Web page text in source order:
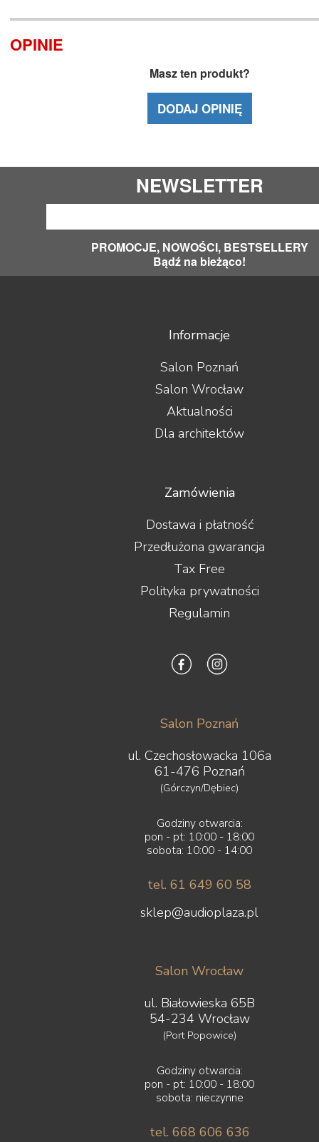
OPINIE
Masz ten produkt?
DODAJ OPINIĘ
NEWSLETTER
PROMOCJE, NOWOŚCI, BESTSELLERY
Bądź na bieżąco!
Informacje
Salon Poznań
Salon Wrocław
Aktualności
Dla architektów
Zamówienia
Dostawa i płatność
Przedłużona gwarancja
Tax Free
Polityka prywatności
Regulamin
Salon Poznań
ul. Czechosłowacka 106a
61-476 Poznań
(Górczyn/Dębiec)
Godziny otwarcia:
pon - pt: 10:00 - 18:00
sobota: 10:00 - 14:00
tel. 61 649 60 58
sklep@audioplaza.pl
Salon Wrocław
ul. Białowieska 65B
54-234 Wrocław
(Port Popowice)
Godziny otwarcia:
pon - pt: 10:00 - 18:00
sobota: nieczynne
tel. 668 606 636